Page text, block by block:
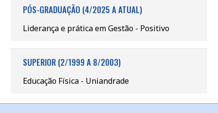
PÓS-GRADUAÇÃO (4/2025 A ATUAL)
Liderança e prática em Gestão - Positivo
SUPERIOR (2/1999 A 8/2003)
Educação Física - Uniandrade